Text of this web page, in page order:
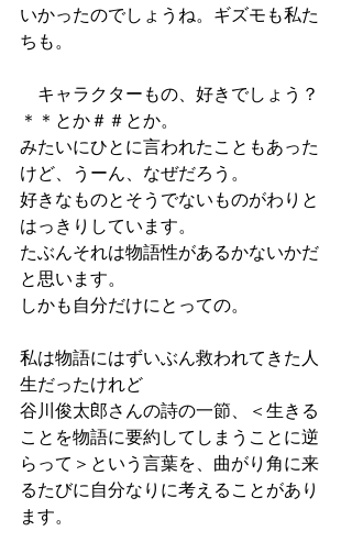
いかったのでしょうね。ギズモも私た
ちも。
キャラクターもの、好きでしょう？
＊＊とか＃＃とか。
みたいにひとに言われたこともあった
けど、うーん、なぜだろう。
好きなものとそうでないものがわりと
はっきりしています。
たぶんそれは物語性があるかないかだ
と思います。
しかも自分だけにとっての。
私は物語にはずいぶん救われてきた人
生だったけれど
谷川俊太郎さんの詩の一節、＜生きる
ことを物語に要約してしまうことに逆
らって＞という言葉を、曲がり角に来
るたびに自分なりに考えることがあり
ます。